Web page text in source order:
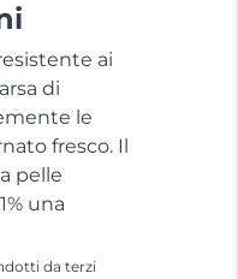
ai
di
le
fresco. Il
pelle
una
da terzi